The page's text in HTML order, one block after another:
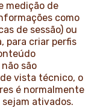
medição de
como
de sessão) ou
para criar perfis
são
vista técnico, o
é normalmente
ativados.